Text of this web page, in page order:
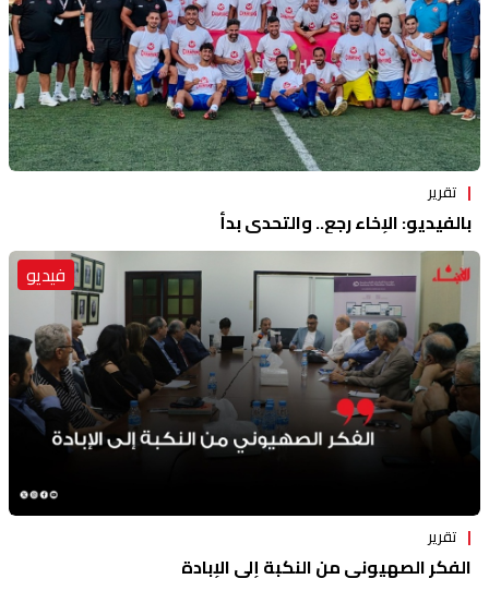
تقرير
بالفيديو: الإخاء رجع.. والتحدي بدأ
فيديو
تقرير
الفكر الصهيوني من النكبة إلى الإبادة